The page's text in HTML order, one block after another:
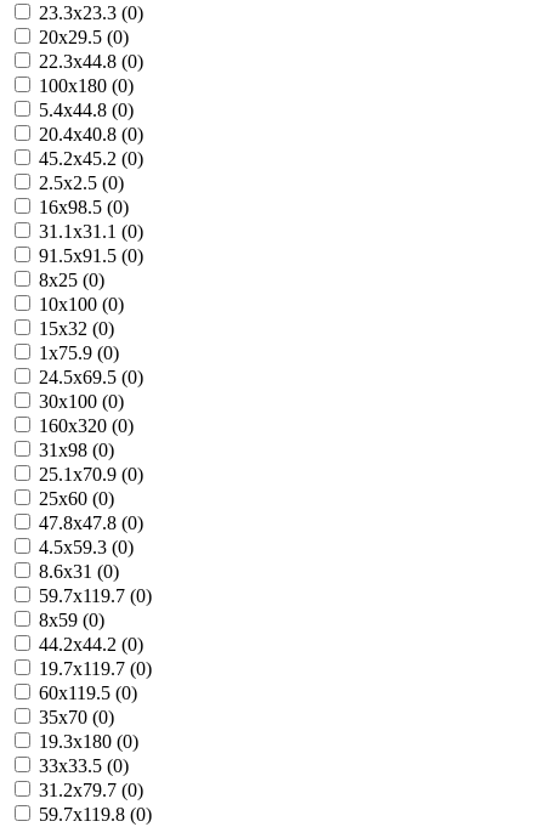
23.3x23.3 (0)
20x29.5 (0)
22.3x44.8 (0)
100x180 (0)
5.4x44.8 (0)
20.4x40.8 (0)
45.2x45.2 (0)
2.5x2.5 (0)
16x98.5 (0)
31.1x31.1 (0)
91.5x91.5 (0)
8x25 (0)
10x100 (0)
15x32 (0)
1x75.9 (0)
24.5x69.5 (0)
30x100 (0)
160x320 (0)
31x98 (0)
25.1x70.9 (0)
25x60 (0)
47.8x47.8 (0)
4.5x59.3 (0)
8.6x31 (0)
59.7x119.7 (0)
8x59 (0)
44.2x44.2 (0)
19.7x119.7 (0)
60x119.5 (0)
35x70 (0)
19.3x180 (0)
33x33.5 (0)
31.2x79.7 (0)
59.7x119.8 (0)